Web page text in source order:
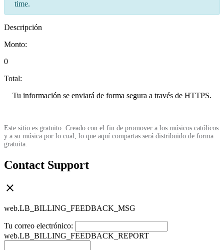
time.
Descripción
Monto:
0
Total:
Tu información se enviará de forma segura a través de HTTPS.
Este sitio es gratuito. Creado con el fin de promover a los músicos católicos
y a su música por lo cual, lo que aquí compartas será distribuido de forma
gratuita.
Contact Support
web.LB_BILLING_FEEDBACK_MSG
Tu correo electrónico:
web.LB_BILLING_FEEDBACK_REPORT